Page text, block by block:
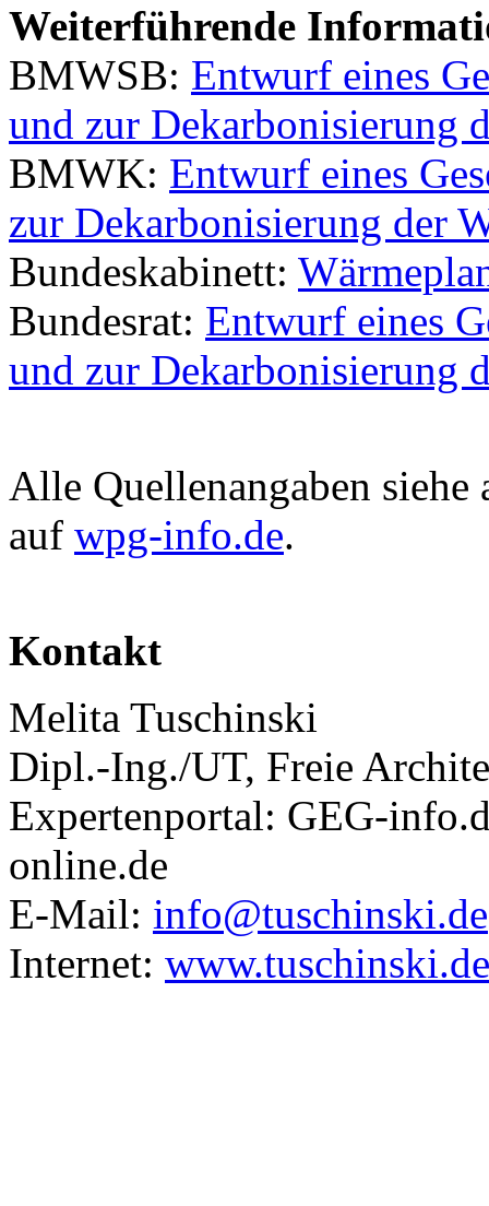
Weiterführende
BMWSB: Entwurf eines
und zur Dekarbonisierung
BMWK: Entwurf eines
zur Dekarbonisierung der
Bundeskabinett:
Bundesrat: Entwurf eines
und zur Dekarbonisierung
Alle Quellenangaben
auf wpg-info.de.
Kontakt
Melita Tuschinski
Dipl.-Ing./UT, Freie
Expertenportal: GEG-
online.de
E-Mail: info@tuschinski.de
Internet: www.tuschinski.de